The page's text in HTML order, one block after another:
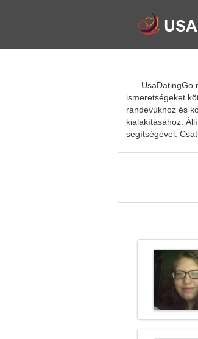
UsaDatingGo
ismeretségeket
randevúkhoz és
kialakításához.
segítségével.